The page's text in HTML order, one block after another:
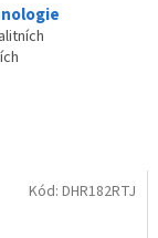
Kód:DHR182RTJ